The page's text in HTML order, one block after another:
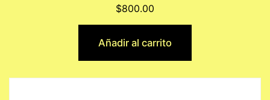
$800.00
Añadir al carrito